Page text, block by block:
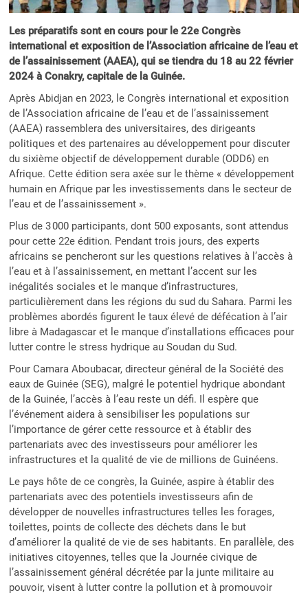
Les préparatifs sont en cours pour le 22e Congrès
international et exposition de l’Association africaine de l’eau et
de l’assainissement (AAEA), qui se tiendra du 18 au 22 février
2024 à Conakry, capitale de la Guinée.
Après Abidjan en 2023, le Congrès international et exposition
de l’Association africaine de l’eau et de l’assainissement
(AAEA) rassemblera des universitaires, des dirigeants
politiques et des partenaires au développement pour discuter
du sixième objectif de développement durable (ODD6) en
Afrique. Cette édition sera axée sur le thème « développement
humain en Afrique par les investissements dans le secteur de
l’eau et de l’assainissement ».
Plus de 3 000 participants, dont 500 exposants, sont attendus
pour cette 22e édition. Pendant trois jours, des experts
africains se pencheront sur les questions relatives à l’accès à
l’eau et à l’assainissement, en mettant l’accent sur les
inégalités sociales et le manque d’infrastructures,
particulièrement dans les régions du sud du Sahara. Parmi les
problèmes abordés figurent le taux élevé de défécation à l’air
libre à Madagascar et le manque d’installations efficaces pour
lutter contre le stress hydrique au Soudan du Sud.
Pour Camara Aboubacar, directeur général de la Société des
eaux de Guinée (SEG), malgré le potentiel hydrique abondant
de la Guinée, l’accès à l’eau reste un défi. Il espère que
l’événement aidera à sensibiliser les populations sur
l’importance de gérer cette ressource et à établir des
partenariats avec des investisseurs pour améliorer les
infrastructures et la qualité de vie de millions de Guinéens.
Le pays hôte de ce congrès, la Guinée, aspire à établir des
partenariats avec des potentiels investisseurs afin de
développer de nouvelles infrastructures telles les forages,
toilettes, points de collecte des déchets dans le but
d’améliorer la qualité de vie de ses habitants. En parallèle, des
initiatives citoyennes, telles que la Journée civique de
l’assainissement général décrétée par la junte militaire au
pouvoir, visent à lutter contre la pollution et à promouvoir